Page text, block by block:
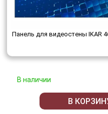
Панель для видеостены IKAR
В наличии
В